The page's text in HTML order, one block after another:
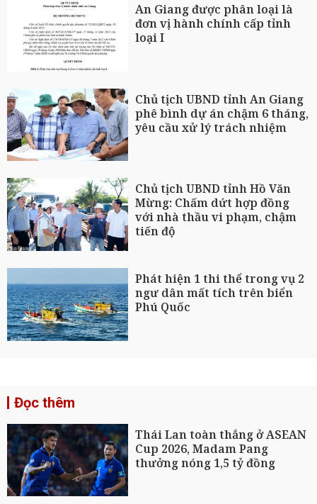
An Giang được phân loại là
đơn vị hành chính cấp tỉnh
loại I
Chủ tịch UBND tỉnh An Giang
phê bình dự án chậm 6 tháng,
yêu cầu xử lý trách nhiệm
Chủ tịch UBND tỉnh Hồ Văn
Mừng: Chấm dứt hợp đồng
với nhà thầu vi phạm, chậm
tiến độ
Phát hiện 1 thi thể trong vụ 2
ngư dân mất tích trên biển
Phú Quốc
Đọc thêm
Thái Lan toàn thắng ở ASEAN
Cup 2026, Madam Pang
thưởng nóng 1,5 tỷ đồng